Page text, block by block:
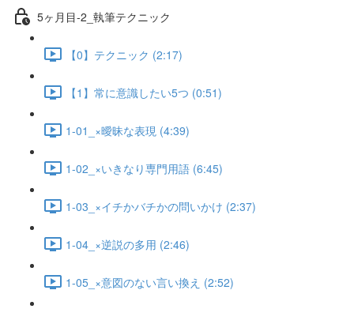
5ヶ月目-2_執筆テクニック
【0】テクニック (2:17)
【1】常に意識したい5つ (0:51)
1-01_×曖昧な表現 (4:39)
1-02_×いきなり専門用語 (6:45)
1-03_×イチかバチかの問いかけ (2:37)
1-04_×逆説の多用 (2:46)
1-05_×意図のない言い換え (2:52)